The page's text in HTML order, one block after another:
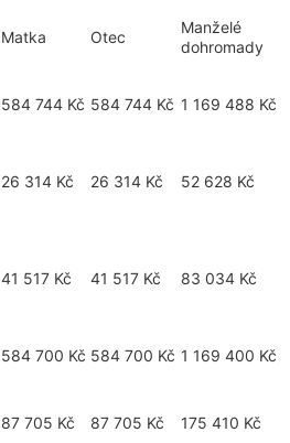
Matka Otec
Manželé
dohromady
584 744 Kč 584 744 Kč 1 169 488 Kč
26 314 Kč 26 314 Kč 52 628 Kč
41 517 Kč 41 517 Kč 83 034 Kč
584 700 Kč 584 700 Kč 1 169 400 Kč
87 705 Kč 87 705 Kč 175 410 Kč